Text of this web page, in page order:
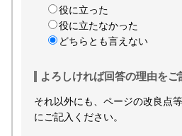
役に立った
役に立たなかった
どちらとも言えない
よろしければ回答の理由を
それ以外にも、ページの改良点
にご記入ください。